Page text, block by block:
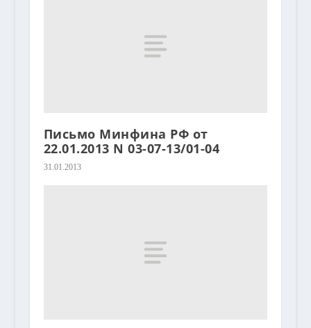
Письмо Минфина РФ от
22.01.2013 N 03-07-13/01-04
31.01.2013